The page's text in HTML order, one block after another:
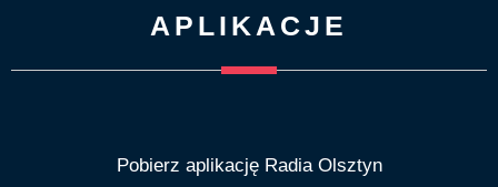
APLIKACJE
Pobierz aplikację Radia Olsztyn